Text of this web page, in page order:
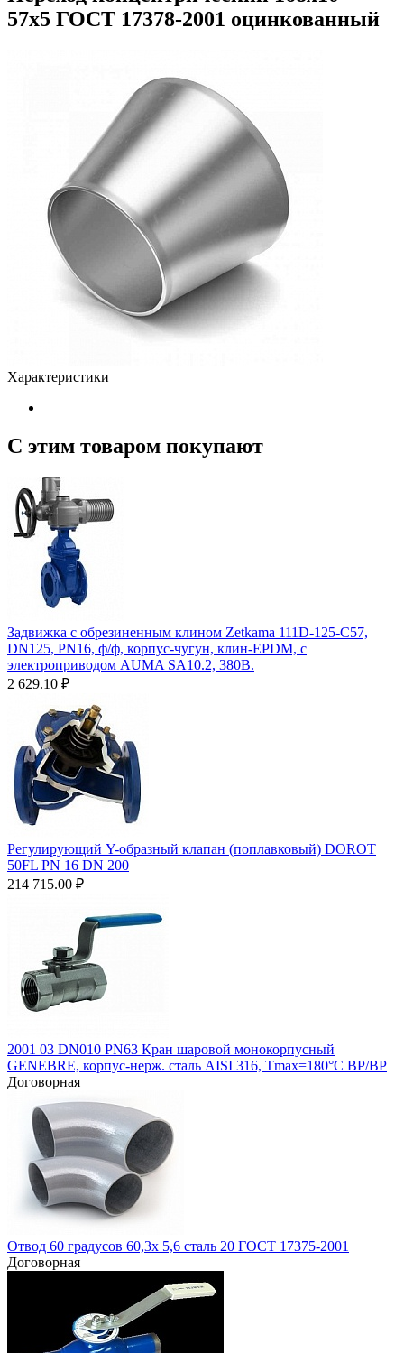
57х5 ГОСТ 17378-2001 оцинкованный
Характеристики
С этим товаром покупают
Задвижка с обрезиненным клином Zetkama 111D-125-C57,
DN125, PN16, ф/ф, корпус-чугун, клин-EPDM, с
электроприводом AUMA SA10.2, 380В.
2 629.10 ₽
Регулирующий Y-образный клапан (поплавковый) DOROT
50FL PN 16 DN 200
214 715.00 ₽
2001 03 DN010 PN63 Кран шаровой монокорпусный
GENEBRE, корпус-нерж. сталь AISI 316, Tmax=180°C ВР/ВР
Договорная
Отвод 60 градусов 60,3х 5,6 сталь 20 ГОСТ 17375-2001
Договорная